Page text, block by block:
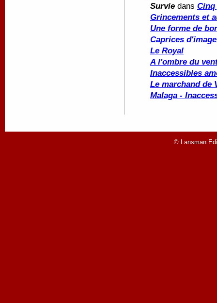
Survie dans Cinq
Grincements et
Une forme de
Caprices
Le Royal
A l'ombre du
Inaccessibles
Le marchand de
Malaga -
© Lansman